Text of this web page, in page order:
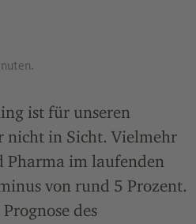
ist für unseren
nicht in Sicht. Vielmehr
Pharma im laufenden
von rund 5 Prozent.
des